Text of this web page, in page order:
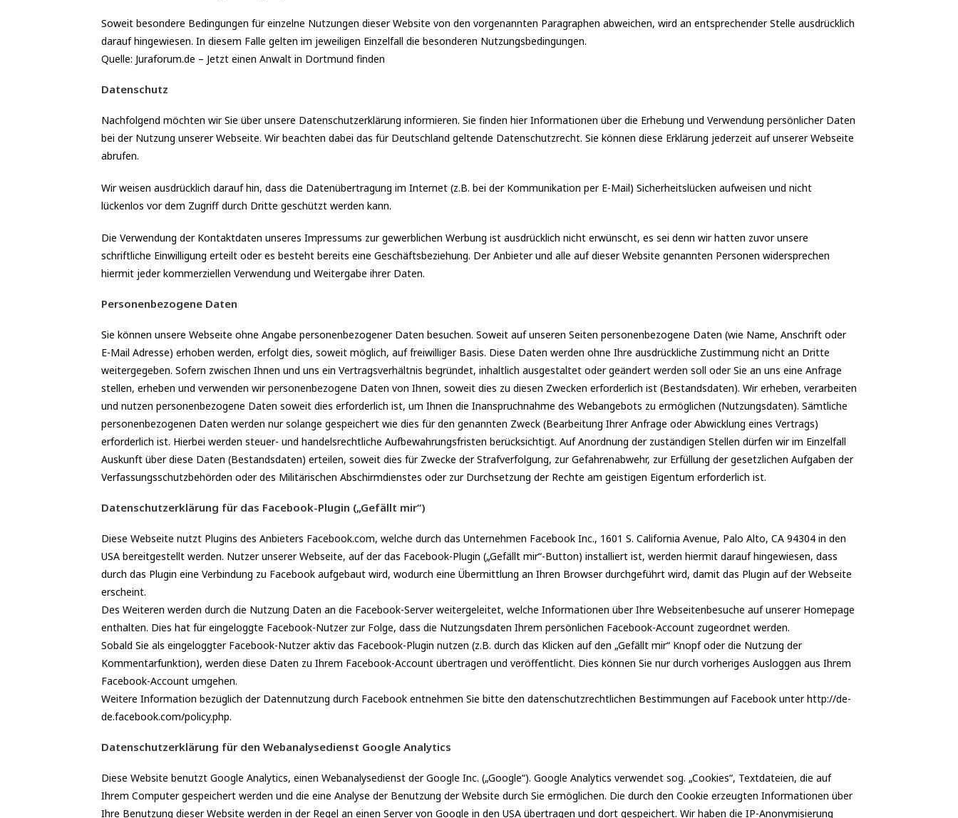
Soweit besondere Bedingungen für einzelne Nutzungen dieser Website von den vorgenannten Paragraphen abweichen, wird an entsprechender Stelle ausdrücklich
darauf hingewiesen. In diesem Falle gelten im jeweiligen Einzelfall die besonderen Nutzungsbedingungen.
Quelle: Juraforum.de – Jetzt einen Anwalt in Dortmund finden
Datenschutz
Nachfolgend möchten wir Sie über unsere Datenschutzerklärung informieren. Sie finden hier Informationen über die Erhebung und Verwendung persönlicher Daten
bei der Nutzung unserer Webseite. Wir beachten dabei das für Deutschland geltende Datenschutzrecht. Sie können diese Erklärung jederzeit auf unserer Webseite
abrufen.
Wir weisen ausdrücklich darauf hin, dass die Datenübertragung im Internet (z.B. bei der Kommunikation per E-Mail) Sicherheitslücken aufweisen und nicht
lückenlos vor dem Zugriff durch Dritte geschützt werden kann.
Die Verwendung der Kontaktdaten unseres Impressums zur gewerblichen Werbung ist ausdrücklich nicht erwünscht, es sei denn wir hatten zuvor unsere
schriftliche Einwilligung erteilt oder es besteht bereits eine Geschäftsbeziehung. Der Anbieter und alle auf dieser Website genannten Personen widersprechen
hiermit jeder kommerziellen Verwendung und Weitergabe ihrer Daten.
Personenbezogene Daten
Sie können unsere Webseite ohne Angabe personenbezogener Daten besuchen. Soweit auf unseren Seiten personenbezogene Daten (wie Name, Anschrift oder
E-Mail Adresse) erhoben werden, erfolgt dies, soweit möglich, auf freiwilliger Basis. Diese Daten werden ohne Ihre ausdrückliche Zustimmung nicht an Dritte
weitergegeben. Sofern zwischen Ihnen und uns ein Vertragsverhältnis begründet, inhaltlich ausgestaltet oder geändert werden soll oder Sie an uns eine Anfrage
stellen, erheben und verwenden wir personenbezogene Daten von Ihnen, soweit dies zu diesen Zwecken erforderlich ist (Bestandsdaten). Wir erheben, verarbeiten
und nutzen personenbezogene Daten soweit dies erforderlich ist, um Ihnen die Inanspruchnahme des Webangebots zu ermöglichen (Nutzungsdaten). Sämtliche
personenbezogenen Daten werden nur solange gespeichert wie dies für den genannten Zweck (Bearbeitung Ihrer Anfrage oder Abwicklung eines Vertrags)
erforderlich ist. Hierbei werden steuer- und handelsrechtliche Aufbewahrungsfristen berücksichtigt. Auf Anordnung der zuständigen Stellen dürfen wir im Einzelfall
Auskunft über diese Daten (Bestandsdaten) erteilen, soweit dies für Zwecke der Strafverfolgung, zur Gefahrenabwehr, zur Erfüllung der gesetzlichen Aufgaben der
Verfassungsschutzbehörden oder des Militärischen Abschirmdienstes oder zur Durchsetzung der Rechte am geistigen Eigentum erforderlich ist.
Datenschutzerklärung für das Facebook-Plugin („Gefällt mir“)
Diese Webseite nutzt Plugins des Anbieters Facebook.com, welche durch das Unternehmen Facebook Inc., 1601 S. California Avenue, Palo Alto, CA 94304 in den
USA bereitgestellt werden. Nutzer unserer Webseite, auf der das Facebook-Plugin („Gefällt mir“-Button) installiert ist, werden hiermit darauf hingewiesen, dass
durch das Plugin eine Verbindung zu Facebook aufgebaut wird, wodurch eine Übermittlung an Ihren Browser durchgeführt wird, damit das Plugin auf der Webseite
erscheint.
Des Weiteren werden durch die Nutzung Daten an die Facebook-Server weitergeleitet, welche Informationen über Ihre Webseitenbesuche auf unserer Homepage
enthalten. Dies hat für eingeloggte Facebook-Nutzer zur Folge, dass die Nutzungsdaten Ihrem persönlichen Facebook-Account zugeordnet werden.
Sobald Sie als eingeloggter Facebook-Nutzer aktiv das Facebook-Plugin nutzen (z.B. durch das Klicken auf den „Gefällt mir“ Knopf oder die Nutzung der
Kommentarfunktion), werden diese Daten zu Ihrem Facebook-Account übertragen und veröffentlicht. Dies können Sie nur durch vorheriges Ausloggen aus Ihrem
Facebook-Account umgehen.
Weitere Information bezüglich der Datennutzung durch Facebook entnehmen Sie bitte den datenschutzrechtlichen Bestimmungen auf Facebook unter http://de-
de.facebook.com/policy.php.
Datenschutzerklärung für den Webanalysedienst Google Analytics
Diese Website benutzt Google Analytics, einen Webanalysedienst der Google Inc. („Google“). Google Analytics verwendet sog. „Cookies“, Textdateien, die auf
Ihrem Computer gespeichert werden und die eine Analyse der Benutzung der Website durch Sie ermöglichen. Die durch den Cookie erzeugten Informationen über
Ihre Benutzung dieser Website werden in der Regel an einen Server von Google in den USA übertragen und dort gespeichert. Wir haben die IP-Anonymisierung